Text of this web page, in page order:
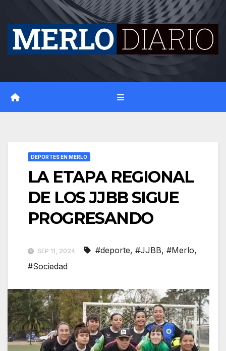
content
DEPORTES EN MERLO
LA ETAPA REGIONAL
DE LOS JJBB SIGUE
PROGRESANDO
SEP 11, 2024 #deporte, #JJBB, #Merlo,
#Sociedad